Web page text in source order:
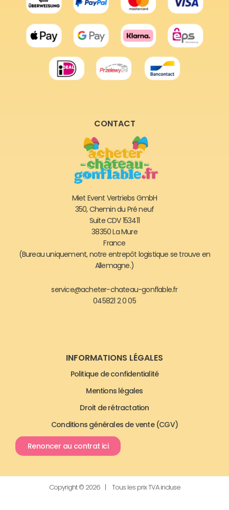
CONTACT
Miet Event Vertriebs GmbH
350, Chemin du Pré neuf
Suite CDV 153411
38350 La Mure
France
(Bureau uniquement, notre entrepôt logistique se trouve en
Allemagne.)
service@acheter-chateau-gonflable.fr
045821 2 0 05
INFORMATIONS LÉGALES
Politique de confidentialité
Mentions légales
Droit de rétractation
Conditions générales de vente (CGV)
Renoncer au contrat ici
Copyright © 2026 | Tous les prix TVA incluse